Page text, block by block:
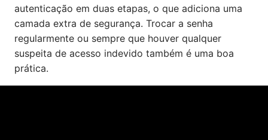
autenticação em duas etapas, o que adiciona uma
camada extra de segurança. Trocar a senha
regularmente ou sempre que houver qualquer
suspeita de acesso indevido também é uma boa
prática.